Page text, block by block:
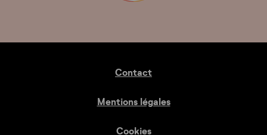
Contact
Mentions légales
Cookies